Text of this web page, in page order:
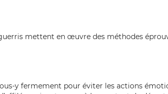
mettent en œuvre des méthodes
y fermement pour éviter les actions